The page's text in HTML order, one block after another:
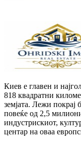
Киев е главен и
818 квадратни
земјата. Лежи покрај
повеќе од 2,5
индустрискиот,
центар на оваа